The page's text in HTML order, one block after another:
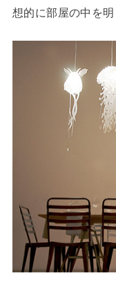
想的に部屋の中を